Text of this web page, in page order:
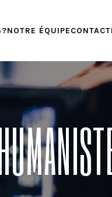
NOTRE ÉQUIPE